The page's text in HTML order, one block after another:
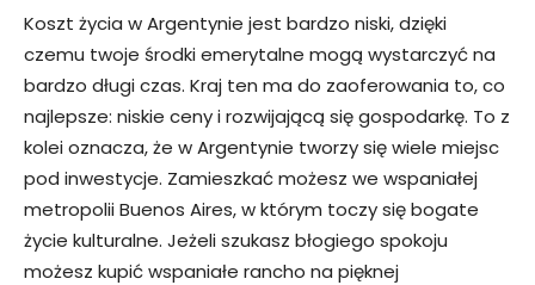
Koszt życia w Argentynie jest bardzo niski, dzięki
czemu twoje środki emerytalne mogą wystarczyć na
bardzo długi czas. Kraj ten ma do zaoferowania to, co
najlepsze: niskie ceny i rozwijającą się gospodarkę. To z
kolei oznacza, że w Argentynie tworzy się wiele miejsc
pod inwestycje. Zamieszkać możesz we wspaniałej
metropolii Buenos Aires, w którym toczy się bogate
życie kulturalne. Jeżeli szukasz błogiego spokoju
możesz kupić wspaniałe rancho na pięknej